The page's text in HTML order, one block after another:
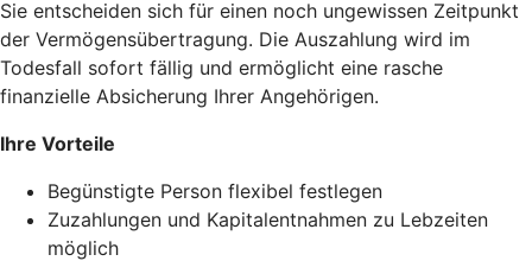
Sie entscheiden sich für einen noch ungewissen Zeitpunkt
der Vermögensübertragung. Die Auszahlung wird im
Todesfall sofort fällig und ermöglicht eine rasche
finanzielle Absicherung Ihrer Angehörigen.
Ihre Vorteile
Begünstigte Person flexibel festlegen
Zuzahlungen und Kapitalentnahmen zu Lebzeiten
möglich